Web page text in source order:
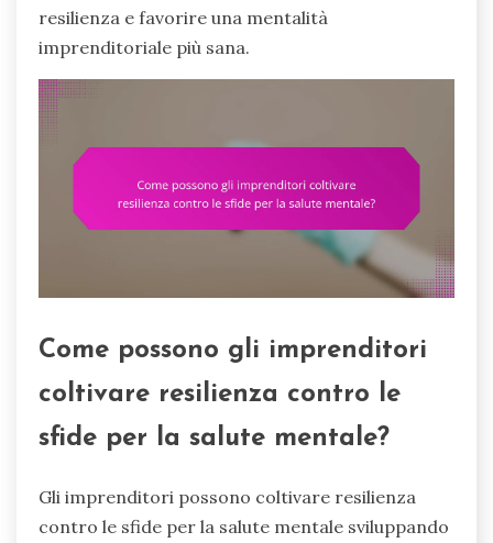
resilienza e favorire una mentalità
imprenditoriale più sana.
Come possono gli imprenditori
coltivare resilienza contro le
sfide per la salute mentale?
Gli imprenditori possono coltivare resilienza
contro le sfide per la salute mentale sviluppando